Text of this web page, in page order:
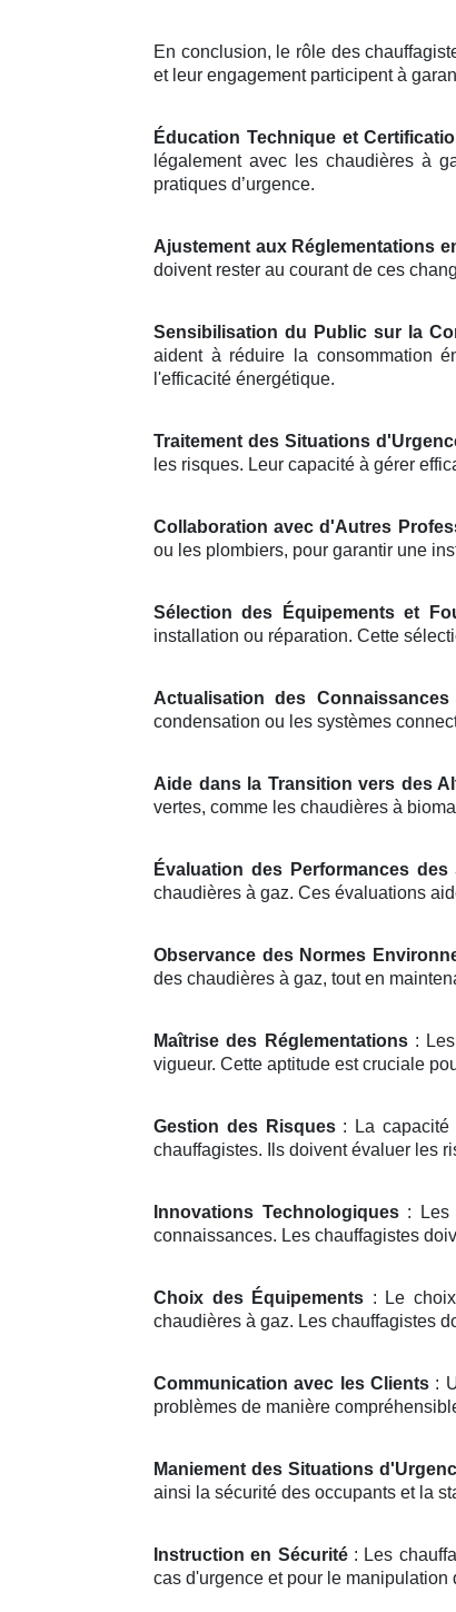
En conclusion, le rôle des
et leur engagement participent à
Éducation Technique et
légalement avec les chaudières à
pratiques d’urgence.
Ajustement aux Réglementations
doivent rester au courant de ces
Sensibilisation du Public sur la
aident à réduire la consommation
l'efficacité énergétique.
Traitement des Situations
les risques. Leur capacité à gérer
Collaboration avec d'Autres
ou les plombiers, pour garantir une
Sélection des Équipements et
installation ou réparation. Cette
Actualisation des
condensation ou les systèmes
Aide dans la Transition vers des
vertes, comme les chaudières à
Évaluation des Performances des
chaudières à gaz. Ces évaluations
Observance des Normes
des chaudières à gaz, tout en
Maîtrise des Réglementations: Les
vigueur. Cette aptitude est cruciale
Gestion des Risques: La capacité
chauffagistes. Ils doivent évaluer les
Innovations Technologiques: Les
connaissances. Les chauffagistes
Choix des Équipements : Le
chaudières à gaz. Les chauffagistes
Communication avec les Clients:
problèmes de manière
Maniement des Situations
ainsi la sécurité des occupants et la
Instruction en Sécurité: Les
cas d'urgence et pour le